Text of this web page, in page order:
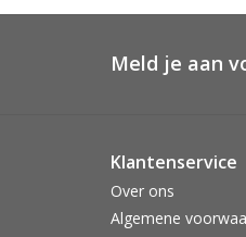
Meld je aan
Klantenservice
Over ons
Algemene